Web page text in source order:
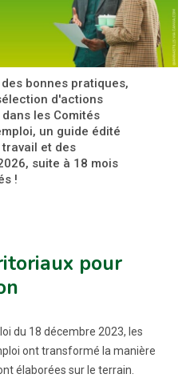
bonnes pratiques,
d'actions
les Comités
un guide édité
et des
suite à 18 mois
!
pour
du 18 décembre 2023, les
ont transformé la manière
élaborées sur le terrain.